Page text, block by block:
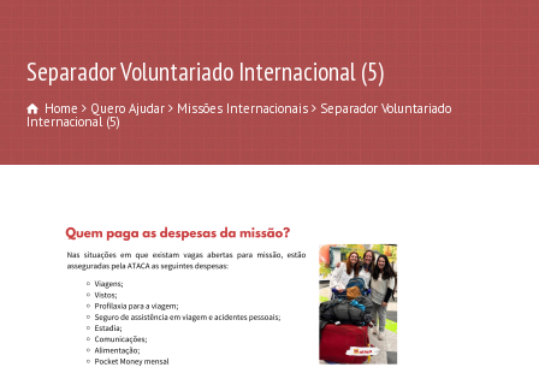
Separador Voluntariado Internacional (5)
Home Quero Ajudar Missões Internacionais Separador Voluntariado
Internacional (5)